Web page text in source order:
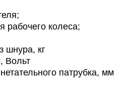
рабочего колеса;
шнура, кг
Вольт
патрубка, мм